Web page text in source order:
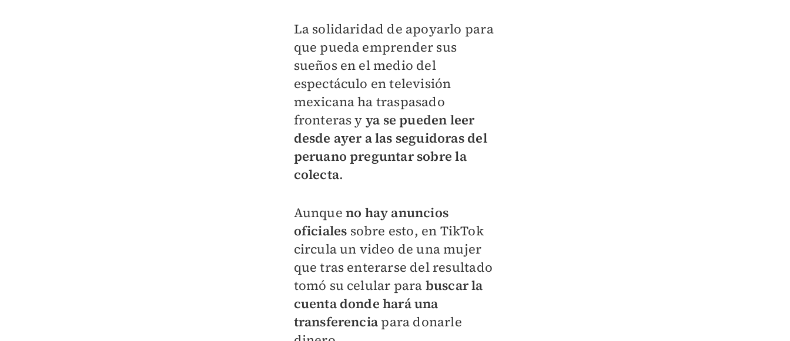
La solidaridad de apoyarlo para
que pueda emprender sus
sueños en el medio del
espectáculo en televisión
mexicana ha traspasado
fronteras y ya se pueden leer
desde ayer a las seguidoras del
peruano preguntar sobre la
colecta.
Aunque no hay anuncios
oficiales sobre esto, en TikTok
circula un video de una mujer
que tras enterarse del resultado
tomó su celular para buscar la
cuenta donde hará una
transferencia para donarle